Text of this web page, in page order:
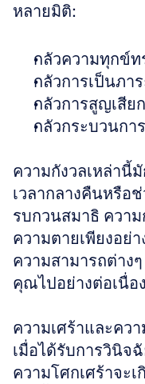
หลายมิติ:
กลัวความทุกข์ท
กลัวการเป็นภา
กลัวการสูญเสีย
กลัวกระบวนกา
ความกังวลเหล่านี้
เวลากลางคืนหรือ
รบกวนสมาธิ ควา
ความตายเพียงอย่
ความสามารถต่าง
คุณไปอย่างต่อเนื่อ
ความเศร้าและคว
เมื่อได้รับการวินิจ
ความโศกเศร้าจะ